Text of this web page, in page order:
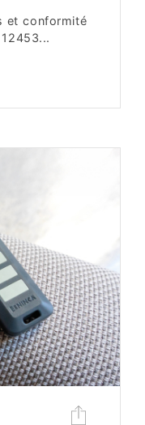
et conformité